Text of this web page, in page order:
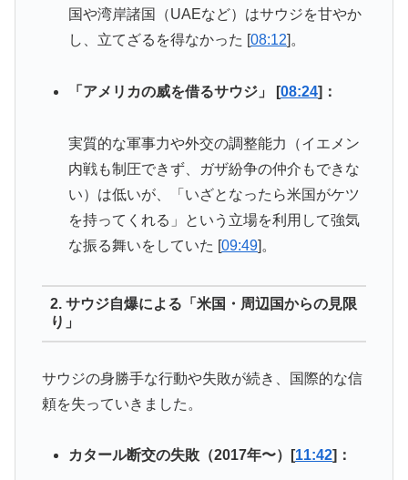
国や湾岸諸国（UAEなど）はサウジを甘やか
し、立てざるを得なかった [08:12]。
「アメリカの威を借るサウジ」 [08:24]：
実質的な軍事力や外交の調整能力（イエメン
内戦も制圧できず、ガザ紛争の仲介もできな
い）は低いが、「いざとなったら米国がケツ
を持ってくれる」という立場を利用して強気
な振る舞いをしていた [09:49]。
2. サウジ自爆による「米国・周辺国からの見限
り」
サウジの身勝手な行動や失敗が続き、国際的な信
頼を失っていきました。
カタール断交の失敗（2017年〜）[11:42]：